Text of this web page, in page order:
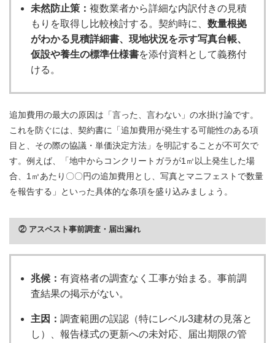
未然防止策： 複数業者から詳細な内訳付きの見積
もりを取得し比較検討する。契約時に、 数量根拠
がわかる見積詳細書、現地状況を示す写真台帳、
仮設や養生の標準仕様書を添付資料として義務付
ける。
追加費用の最大の原因は「言った、言わない」の水掛け論です。
これを防ぐには、契約書に「追加費用が発生する可能性のある項
目と、その際の協議・単価決定方法」を明記することが不可欠で
す。例えば、「地中からコンクリートガラが1㎥以上発生した場
合、1㎥あたり〇〇円の追加費用とし、写真とマニフェストで数量
を報告する」といった具体的な条項を盛り込みましょう。
② アスベスト事前調査・届出漏れ
兆候： 有資格者の調査なく工事が始まる。事前調
査結果の掲示がない。
主因： 調査範囲の誤認（特にレベル3建材の見落と
し）、報告様式の更新への未対応、届出期限の管